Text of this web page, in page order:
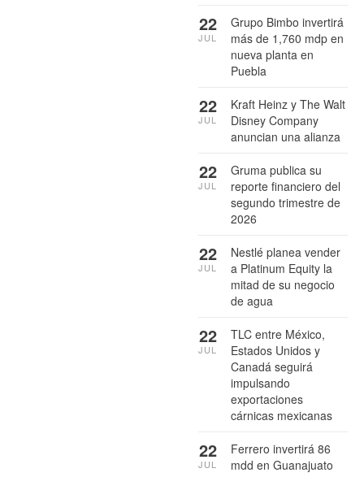
Grupo Bimbo invertirá
más de 1,760 mdp en
nueva planta en
Puebla
22
JUL
Kraft Heinz y The Walt
Disney Company
anuncian una alianza
22
JUL
Gruma publica su
reporte financiero del
segundo trimestre de
2026
22
JUL
Nestlé planea vender
a Platinum Equity la
mitad de su negocio
de agua
22
JUL
TLC entre México,
Estados Unidos y
Canadá seguirá
impulsando
exportaciones
cárnicas mexicanas
22
JUL
Ferrero invertirá 86
mdd en Guanajuato
22
JUL